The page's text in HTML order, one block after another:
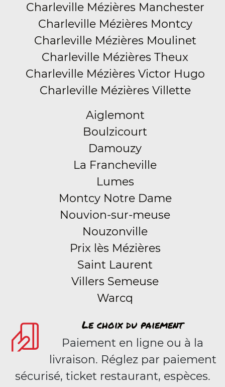
Charleville Mézières Manchester
Charleville Mézières Montcy
Charleville Mézières Moulinet
Charleville Mézières Theux
Charleville Mézières Victor Hugo
Charleville Mézières Villette
Aiglemont
Boulzicourt
Damouzy
La Francheville
Lumes
Montcy Notre Dame
Nouvion-sur-meuse
Nouzonville
Prix lès Mézières
Saint Laurent
Villers Semeuse
Warcq
Le choix du paiement
Paiement en ligne ou à la
livraison. Réglez par paiement
sécurisé, ticket restaurant, espèces.